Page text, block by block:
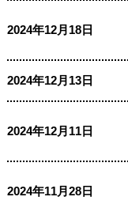
2024年12月18日
2024年12月13日
2024年12月11日
2024年11月28日